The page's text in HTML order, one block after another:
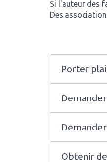
Si l'auteur des
Des
Porter
Obtenir